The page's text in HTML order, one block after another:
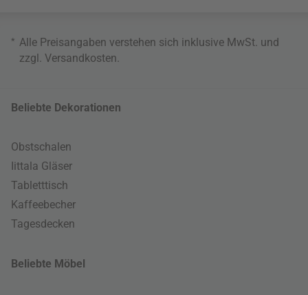
* Alle Preisangaben verstehen sich inklusive MwSt. und
zzgl. Versandkosten
Beliebte Dekorationen
Obstschalen
Iittala Gläser
Tabletttisch
Kaffeebecher
Tagesdecken
Beliebte Möbel